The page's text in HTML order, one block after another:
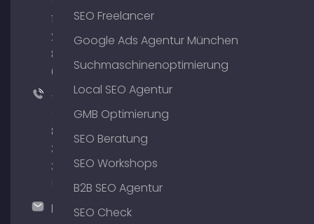
176
204
801
64
+49
89
380
375
hallo@timospecht.de
SEO Freelancer
Google Ads Agentur München
Suchmaschinenoptimierung
Local SEO Agentur
GMB Optimierung
SEO Beratung
SEO Workshops
B2B SEO Agentur
SEO Check